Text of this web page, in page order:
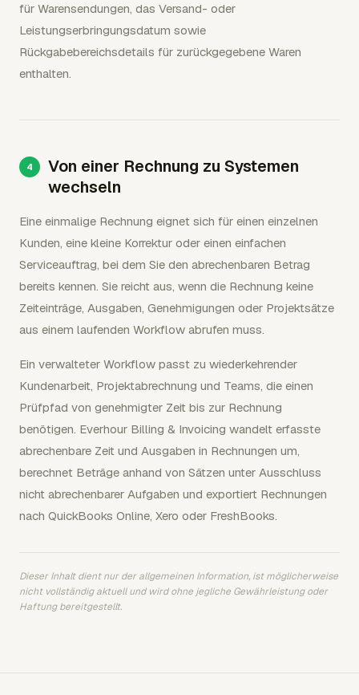
für Warensendungen, das Versand- oder
Leistungserbringungsdatum sowie
Rückgabebereichsdetails für zurückgegebene Waren
enthalten.
Von einer Rechnung zu Systemen
wechseln
Eine einmalige Rechnung eignet sich für einen einzelnen
Kunden, eine kleine Korrektur oder einen einfachen
Serviceauftrag, bei dem Sie den abrechenbaren Betrag
bereits kennen. Sie reicht aus, wenn die Rechnung keine
Zeiteinträge, Ausgaben, Genehmigungen oder Projektsätze
aus einem laufenden Workflow abrufen muss.
Ein verwalteter Workflow passt zu wiederkehrender
Kundenarbeit, Projektabrechnung und Teams, die einen
Prüfpfad von genehmigter Zeit bis zur Rechnung
benötigen. Everhour Billing & Invoicing wandelt erfasste
abrechenbare Zeit und Ausgaben in Rechnungen um,
berechnet Beträge anhand von Sätzen unter Ausschluss
nicht abrechenbarer Aufgaben und exportiert Rechnungen
nach QuickBooks Online, Xero oder FreshBooks.
Dieser Inhalt dient nur der allgemeinen Information, ist möglicherweise
nicht vollständig aktuell und wird ohne jegliche Gewährleistung oder
Haftung bereitgestellt.